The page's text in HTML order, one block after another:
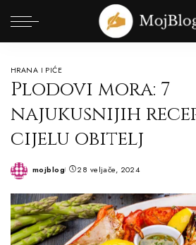
HRANA I PIĆE
Plodovi mora: 7
najukusnijih
cijelu obitelj
Posted
mojblog 28 veljače, 2024